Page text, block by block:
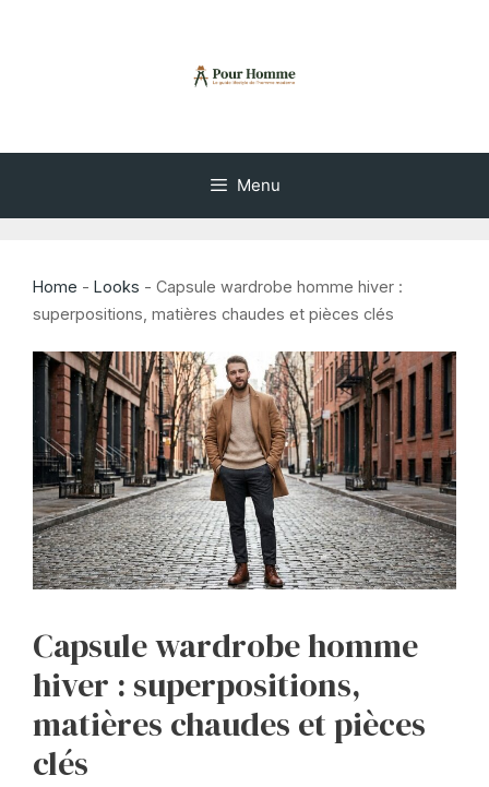
Menu
Home - Looks - Capsule wardrobe homme hiver :
superpositions, matières chaudes et pièces clés
Capsule wardrobe homme
hiver : superpositions,
matières chaudes et pièces
clés